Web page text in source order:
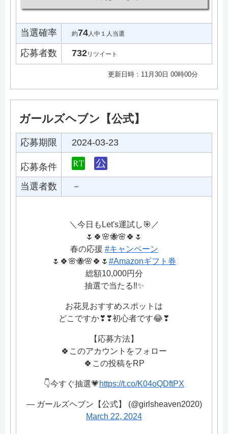
当選確率 約74 人中１人当選
応募者数 732リツイート
更新日時：11月30日 00時00分
ガールズヘブン【公式】
応募期限 2024-03-23
応募条件
当選者数
－
＼今日もLet's運試し🎯／
🌷🍀🌸🐝🌸🍀🌷
春の応援 #キャンペーン
🌷🍀🌸🐝🌸🍀🌷 #Amazonギフト券
総額10,000円分
抽選で当たる‼✨
お花見おすすめスポットは
どこですか❣❣初心者です😂❣
【応募方法】
🍀このアカウントをフォロー
🍀この投稿をRP
👇今すぐ抽選💗 https://t.co/K04oQDftPX
— ガールズヘブン【公式】 (@girlsheaven2020)
March 22, 2024